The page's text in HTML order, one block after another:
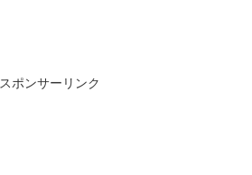
スポンサーリンク